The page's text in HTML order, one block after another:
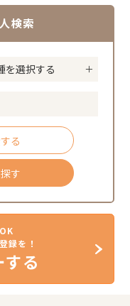
検索
る
す
録を！
する